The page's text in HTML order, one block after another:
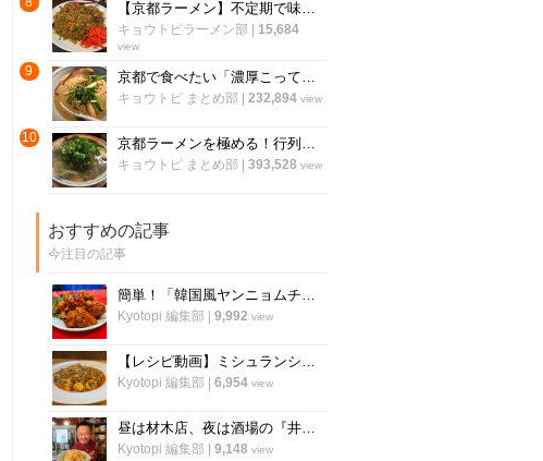
【京都ラーメン】不定期で味わえる知る人ぞ知る名物”焼飯”！〆にも使える人気店「きんざん」
キョウトピラーメン部 15,684
view
9 京都で食べたい「濃厚こってりラーメン」厳選８店！定番から穴場まで【まとめ】
キョウトピ まとめ部 232,894 view
10 京都ラーメンを極める！行列必至の人気店「厳選12店」市内から郊外店まで
キョウトピ まとめ部 393,528 view
おすすめの記事
今注目の記事
簡単！「韓国風ヤンニョムチキン」の作り方！京都の人気韓国料理店『ナム』に教わりました！
Kyotopi 編集部 9,992 view
【レシピ動画】ミシュランシェフ直伝レシピ！絶品、麻婆豆腐の作り方『中国料理 菜格』
Kyotopi 編集部 6,954 view
昼は材木店、夜は酒場の『井倉木材』が教える「裏技チャーハン（焼き飯）」の作り方！
Kyotopi 編集部 9,148 view